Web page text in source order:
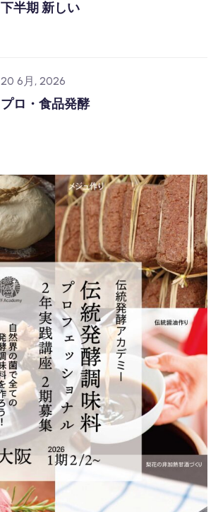
下半期 新しい
20 6月, 2026
プロ・食品発酵